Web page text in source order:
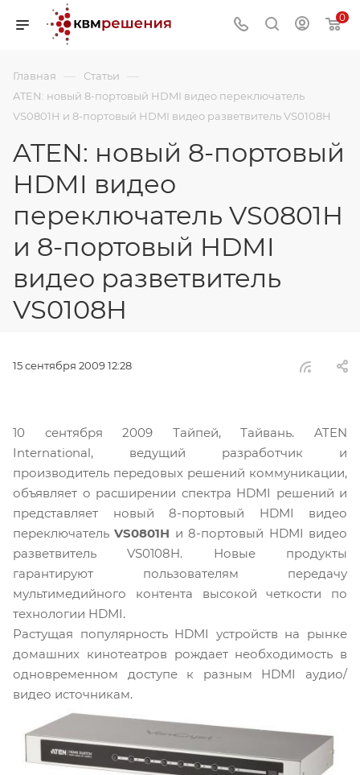
0
Главная — Статьи —
ATEN: новый 8-портовый HDMI видео переключатель
VS0801H и 8-портовый HDMI видео разветвитель VS0108H
ATEN: новый 8-портовый
HDMI видео
переключатель VS0801H
и 8-портовый HDMI
видео разветвитель
VS0108H
15 сентября 2009 12:28
10 сентября 2009 Тайпей, Тайвань. ATEN
International, ведущий разработчик и
производитель передовых решений коммуникации,
объявляет о расширении спектра HDMI решений и
представляет новый 8-портовый HDMI видео
переключательVS0801H и 8-портовый HDMI видео
разветвитель VS0108H. Новые продукты
гарантируют пользователям передачу
мультимедийного контента высокой четкости по
технологии HDMI.
Растущая популярность HDMI устройств на рынке
домашних кинотеатров рождает необходимость в
одновременном доступе к разным HDMI аудио/
видео источникам.